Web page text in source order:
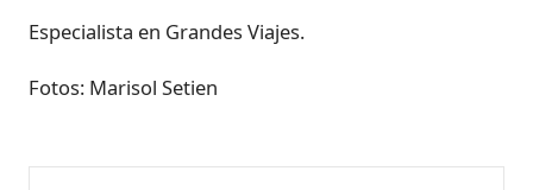
Especialista en Grandes Viajes.
Fotos: Marisol Setien